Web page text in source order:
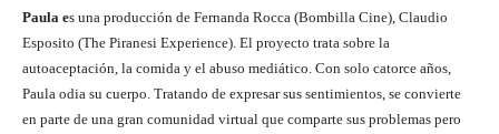
Paula es una producción de Fernanda Rocca (Bombilla Cine), Claudio
Esposito (The Piranesi Experience). El proyecto trata sobre la
autoaceptación, la comida y el abuso mediático. Con solo catorce años,
Paula odia su cuerpo. Tratando de expresar sus sentimientos, se convierte
en parte de una gran comunidad virtual que comparte sus problemas pero